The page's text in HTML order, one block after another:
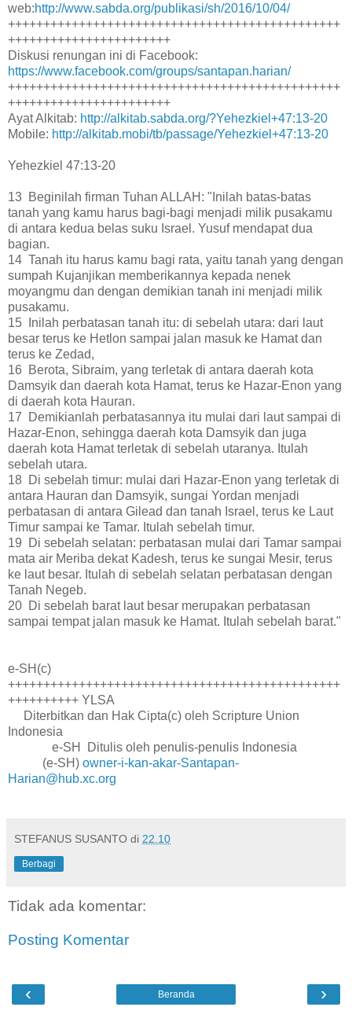
web:http://www.sabda.org/publikasi/sh/2016/10/04/
+++++++++++++++++++++++++++++++++++++++++++++++
+++++++++++++++++++++++
Diskusi renungan ini di Facebook:
https://www.facebook.com/groups/santapan.harian/
+++++++++++++++++++++++++++++++++++++++++++++++
+++++++++++++++++++++++
Ayat Alkitab: http://alkitab.sabda.org/?Yehezkiel+47:13-20
Mobile: http://alkitab.mobi/tb/passage/Yehezkiel+47:13-20
Yehezkiel 47:13-20
13 Beginilah firman Tuhan ALLAH: "Inilah batas-batas
tanah yang kamu harus bagi-bagi menjadi milik pusakamu
di antara kedua belas suku Israel. Yusuf mendapat dua
bagian.
14 Tanah itu harus kamu bagi rata, yaitu tanah yang dengan
sumpah Kujanjikan memberikannya kepada nenek
moyangmu dan dengan demikian tanah ini menjadi milik
pusakamu.
15 Inilah perbatasan tanah itu: di sebelah utara: dari laut
besar terus ke Hetlon sampai jalan masuk ke Hamat dan
terus ke Zedad,
16 Berota, Sibraim, yang terletak di antara daerah kota
Damsyik dan daerah kota Hamat, terus ke Hazar-Enon yang
di daerah kota Hauran.
17 Demikianlah perbatasannya itu mulai dari laut sampai di
Hazar-Enon, sehingga daerah kota Damsyik dan juga
daerah kota Hamat terletak di sebelah utaranya. Itulah
sebelah utara.
18 Di sebelah timur: mulai dari Hazar-Enon yang terletak di
antara Hauran dan Damsyik, sungai Yordan menjadi
perbatasan di antara Gilead dan tanah Israel, terus ke Laut
Timur sampai ke Tamar. Itulah sebelah timur.
19 Di sebelah selatan: perbatasan mulai dari Tamar sampai
mata air Meriba dekat Kadesh, terus ke sungai Mesir, terus
ke laut besar. Itulah di sebelah selatan perbatasan dengan
Tanah Negeb.
20 Di sebelah barat laut besar merupakan perbatasan
sampai tempat jalan masuk ke Hamat. Itulah sebelah barat."
e-SH(c)
+++++++++++++++++++++++++++++++++++++++++++++++
++++++++++ YLSA
Diterbitkan dan Hak Cipta(c) oleh Scripture Union
Indonesia
e-SH Ditulis oleh penulis-penulis Indonesia
(e-SH) owner-i-kan-akar-Santapan-
Harian@hub.xc.org
STEFANUS SUSANTO di 22.10
Berbagi
Tidak ada komentar:
Posting Komentar
‹ ›
Beranda